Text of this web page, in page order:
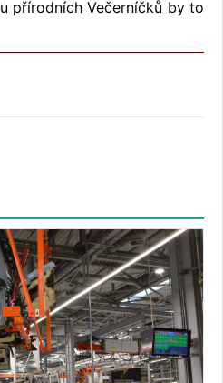
přírodních Večerníčků by to